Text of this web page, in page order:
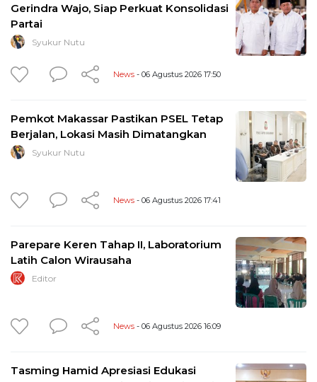
Gerindra Wajo, Siap Perkuat Konsolidasi
Partai
Syukur Nutu
News - 06 Agustus 2026 17:50
Pemkot Makassar Pastikan PSEL Tetap
Berjalan, Lokasi Masih Dimatangkan
Syukur Nutu
News - 06 Agustus 2026 17:41
Parepare Keren Tahap II, Laboratorium
Latih Calon Wirausaha
Editor
News - 06 Agustus 2026 16:09
Tasming Hamid Apresiasi Edukasi